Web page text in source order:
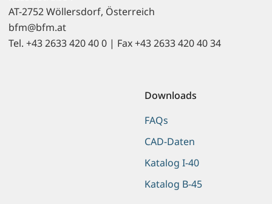
AT-2752 Wöllersdorf, Österreich
bfm@bfm.at
Tel. +43 2633 420 40 0 | Fax +43 2633 420 40 34
Downloads
FAQs
CAD-Daten
Katalog I-40
Katalog B-45